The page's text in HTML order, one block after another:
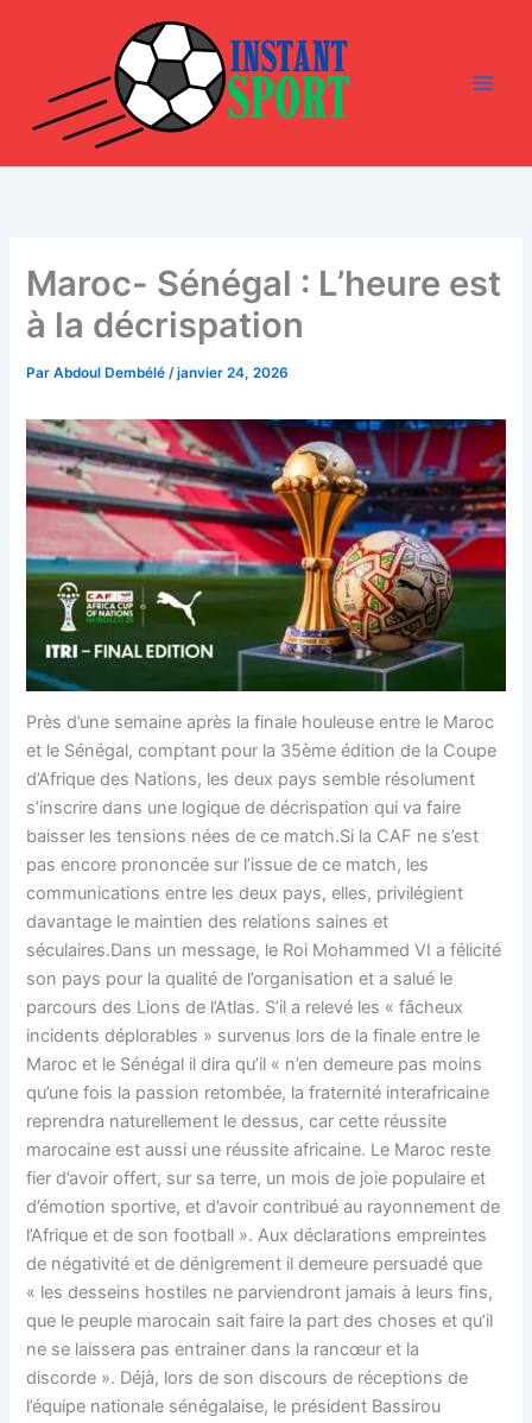
Maroc- Sénégal : L’heure est
à la décrispation
ParAbdoul Dembélé/janvier 24, 2026
Près d’une semaine après la finale houleuse entre le Maroc
et le Sénégal, comptant pour la 35ème édition de la Coupe
d’Afrique des Nations, les deux pays semble résolument
s’inscrire dans une logique de décrispation qui va faire
baisser les tensions nées de ce match.Si la CAF ne s’est
pas encore prononcée sur l’issue de ce match, les
communications entre les deux pays, elles, privilégient
davantage le maintien des relations saines et
séculaires.Dans un message, le Roi Mohammed VI a félicité
son pays pour la qualité de l’organisation et a salué le
parcours des Lions de l’Atlas. S’il a relevé les « fâcheux
incidents déplorables » survenus lors de la finale entre le
Maroc et le Sénégal il dira qu’il « n’en demeure pas moins
qu’une fois la passion retombée, la fraternité interafricaine
reprendra naturellement le dessus, car cette réussite
marocaine est aussi une réussite africaine. Le Maroc reste
fier d’avoir offert, sur sa terre, un mois de joie populaire et
d’émotion sportive, et d’avoir contribué au rayonnement de
l’Afrique et de son football ». Aux déclarations empreintes
de négativité et de dénigrement il demeure persuadé que
« les desseins hostiles ne parviendront jamais à leurs fins,
que le peuple marocain sait faire la part des choses et qu’il
ne se laissera pas entrainer dans la rancœur et la
discorde ». Déjà, lors de son discours de réceptions de
l’équipe nationale sénégalaise, le président Bassirou